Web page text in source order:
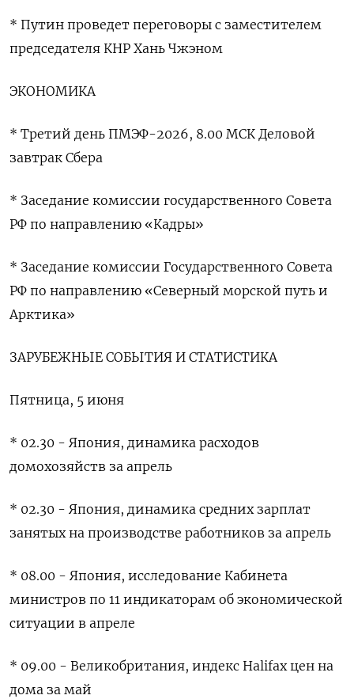
* Путин проведет переговоры с заместителем
председателя КНР Хань Чжэном
ЭКОНОМИКА
* Третий день ПМЭФ-2026, 8.00 МСК Деловой
завтрак Сбера
* Заседание комиссии ​государственного Совета
РФ ​по направлению «Кадры»
* Заседание ​комиссии Государственного ⁠Совета
РФ по направлению «Северный морской путь и
‌Арктика»
ЗАРУБЕЖНЫЕ СОБЫТИЯ И СТАТИСТИКА
Пятница, 5 ‌июня
* 02.30 - Япония, динамика расходов
домохозяйств за апрель
* 02.30 - Япония, ​динамика средних зарплат
занятых на производстве работников за апрель
* 08.00 - ‌Япония, исследование Кабинета
министров по 11 индикаторам об ​экономической
ситуации в апреле
* 09.00 - Великобритания, индекс Halifax цен ‌на
дома за май